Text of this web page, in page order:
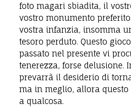
foto magari sbiadita, il
vostro monumento
vostra infanzia, insomma
tesoro perduto. Questo
passato nel presente vi
tenerezza, forse delusione.
prevarrà il desiderio di
ma in meglio, allora
a qualcosa.